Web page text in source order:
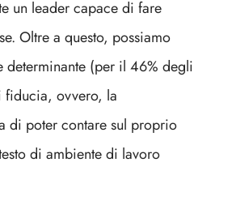
un leader capace di fare
Oltre a questo, possiamo
determinante (per il 46% degli
ovvero, la
di poter contare sul proprio
di ambiente di lavoro